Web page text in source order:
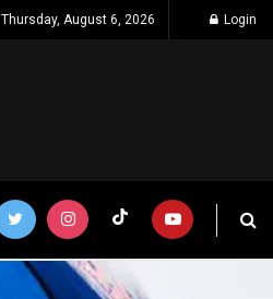
Thursday, August 6, 2026 Login